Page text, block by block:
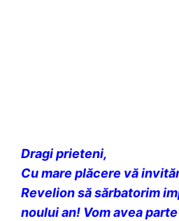
Dragi prieteni,
Cu mare plăcere vă
Revelion să sărbatorim
noului an! Vom avea